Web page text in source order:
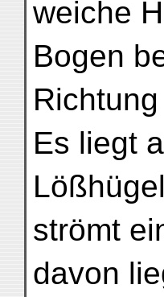
weiche
Bogen
Es liegt
strömt
davon